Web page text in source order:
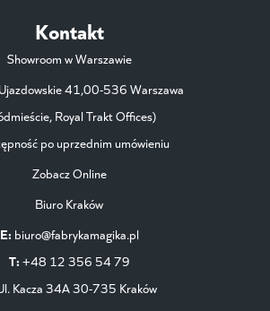
Kontakt
Showroom w Warszawie
41,00-536 Warszawa
Royal Trakt Offices)
po uprzednim umówieniu
Zobacz Online
Biuro Kraków
E: biuro@fabrykamagika.pl
T: +48 12 356 54 79
Kacza 34A 30-735 Kraków